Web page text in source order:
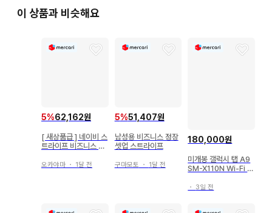
중고품임을 이해하시는 분만 구매 부탁드립니다.
#작은키 #작은체구 #XS사이즈 #S사이즈 #비즈니스정장 #셋
업 #취업
이 상품과 비슷해요
5%62,162원
[ 새상품급 ] 네이비 스
트라이프 비즈니스 정
오카야마 ・ 1달 전
5%51,407원
남성용 비즈니스 정장
셋업 스트라이프
구마모토 ・ 1달 전
180,000원
미개봉 갤럭시 탭 A9
SM-X110N Wi-Fi 6
・ 3일 전